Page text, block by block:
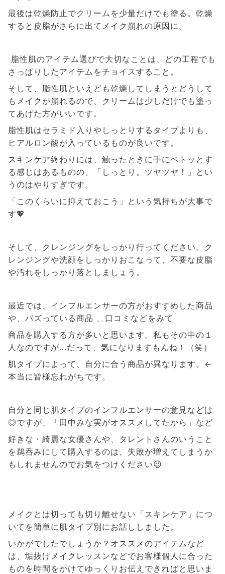
最後は乾燥防止でクリームを少量だけでも塗る。乾燥
すると皮脂がさらに出てメイク崩れの原因に。
脂性肌のアイテム選びで大切なことは、どの工程でも
さっぱりしたアイテムをチョイスすること。
そして、脂性肌といえども乾燥してしまうとどうして
もメイクが崩れるので、クリームは少しだけでも塗っ
てあげた方がいいです。
脂性肌はセラミド入りやしっとりするタイプよりも、
ヒアルロン酸が入っているものが良いです。
スキンケア終わりには、触ったときに手にペトッとす
る感じはあるものの、「しっとり。ツヤツヤ！」とい
うのはやりすぎです。
「このくらいに抑えておこう」という気持ちが大事で
す💖
そして、クレンジングをしっかり行ってください。ク
レンジングや洗顔をしっかりおこなって、不要な皮脂
や汚れをしっかり落としましょう。
最近では、インフルエンサーの方がおすすめした商品
や、バズっている商品 、口コミなどをみて
商品を購入する方が多いと思います。私もその中の１
人なのですが...だって、気になりますもんね！（笑）
肌タイプによって、自分に合う商品が異なります。←
本当に皆様忘れがちです。
自分と同じ肌タイプのインフルエンサーの意見などは
◎ですが、「田中みな実がオススメしてたから」など
好きな・綺麗な女優さんや、タレントさんのいうこと
を鵜呑みにして購入するのは、失敗が増えてしまうか
もしれませんのでお気をつけください😉
メイクとは切っても切り離せない「スキンケア」につ
いてを簡単に肌タイプ別にお話ししました。
いかがでしたでしょうか？オススメのアイテムなど
は、垢抜けメイクレッスンなどでお客様個人に合った
ものを時間をかけてゆっくりお伝えできればと思いま